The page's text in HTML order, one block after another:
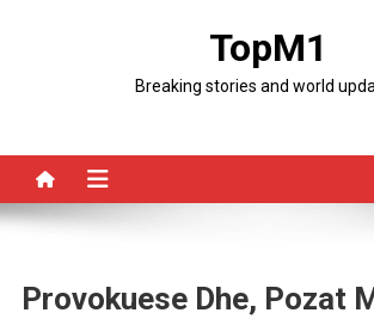
TopM1
Breaking stories and world
Provokuese Dhe, Pozat